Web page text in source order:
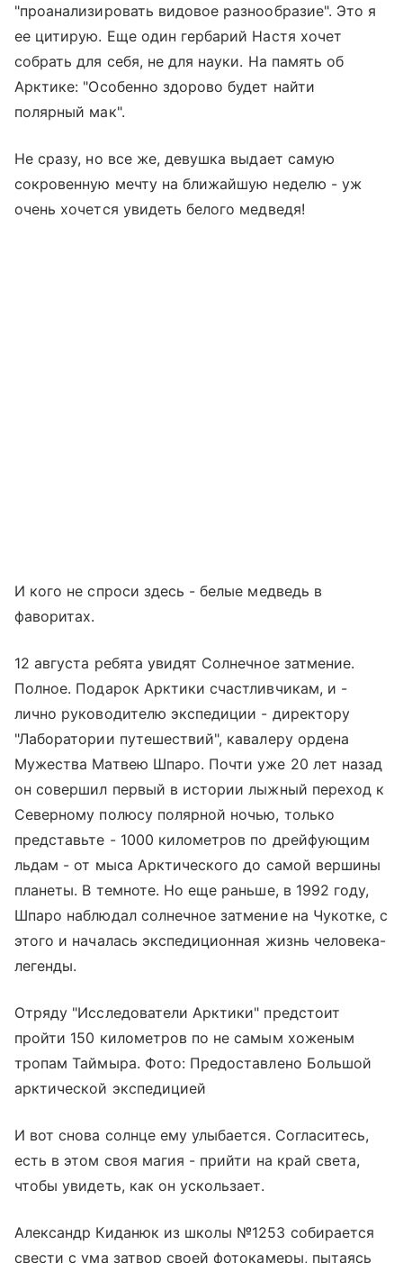
"проанализировать видовое разнообразие". Это я
ее цитирую. Еще один гербарий Настя хочет
собрать для себя, не для науки. На память об
Арктике: "Особенно здорово будет найти
полярный мак".
Не сразу, но все же, девушка выдает самую
сокровенную мечту на ближайшую неделю - уж
очень хочется увидеть белого медведя!
И кого не спроси здесь - белые медведь в
фаворитах.
12 августа ребята увидят Солнечное затмение.
Полное. Подарок Арктики счастливчикам, и -
лично руководителю экспедиции - директору
"Лаборатории путешествий", кавалеру ордена
Мужества Матвею Шпаро. Почти уже 20 лет назад
он совершил первый в истории лыжный переход к
Северному полюсу полярной ночью, только
представьте - 1000 километров по дрейфующим
льдам - от мыса Арктического до самой вершины
планеты. В темноте. Но еще раньше, в 1992 году,
Шпаро наблюдал солнечное затмение на Чукотке, с
этого и началась экспедиционная жизнь человека-
легенды.
Отряду "Исследователи Арктики" предстоит
пройти 150 километров по не самым хоженым
тропам Таймыра. Фото: Предоставлено Большой
арктической экспедицией
И вот снова солнце ему улыбается. Согласитесь,
есть в этом своя магия - прийти на край света,
чтобы увидеть, как он ускользает.
Александр Киданюк из школы №1253 собирается
свести с ума затвор своей фотокамеры, пытаясь